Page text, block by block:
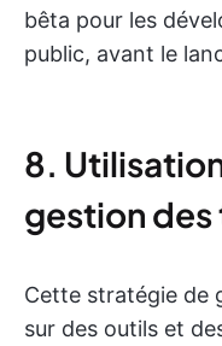
bêta pour les
public, avant le
8.
gestion des
Cette stratégie de
sur des outils et